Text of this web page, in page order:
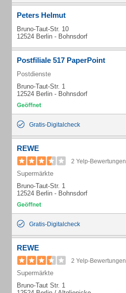
Peters Helmut
Bruno-Taut-Str. 10
12524 Berlin - Bohnsdorf
Postfiliale 517 PaperPoint
Postdienste
Bruno-Taut-Str. 1
12524 Berlin - Bohnsdorf
Gratis-Digitalcheck
REWE
2 Yelp-Bewertungen
Supermärkte
Bruno-Taut-Str. 1
12524 Berlin - Bohnsdorf
Gratis-Digitalcheck
REWE
2 Yelp-Bewertungen
Supermärkte
Bruno-Taut Str. 1